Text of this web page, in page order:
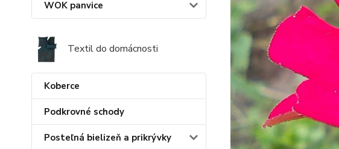
WOK panvice
Textil do domácnosti
Koberce
Podkrovné schody
Posteľná bielizeň a prikrývky